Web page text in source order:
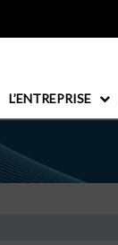
L’ENTREPRISE